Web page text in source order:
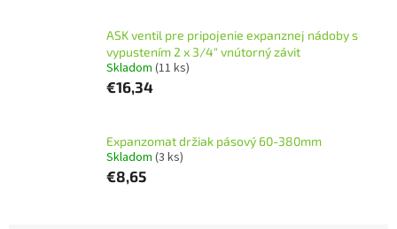
ASK ventil pre pripojenie expanznej nádoby s
vypustením 2 x 3/4" vnútorný závit
Skladom (11 ks)
€16,34
Expanzomat držiak pásový 60-380mm
Skladom (3 ks)
€8,65